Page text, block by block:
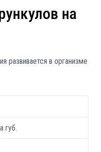
на
развивается в организме
губ.